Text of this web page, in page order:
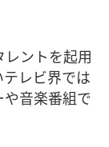
レントを起用
レビ界では
音楽番組で